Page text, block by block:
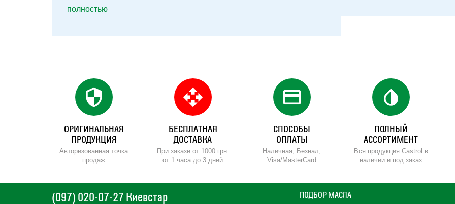
полностью
security
ОРИГИНАЛЬНАЯ
ПРОДУКЦИЯ
Авторизованная точка
продаж
open_with
БЕСПЛАТНАЯ
ДОСТАВКА
При заказе от 1000 грн.
от 1 часа до 3 дней
credit_card
СПОСОБЫ
ОПЛАТЫ
Наличная, Безнал,
Visa/MasterCard
invert_colors
ПОЛНЫЙ
АССОРТИМЕНТ
Вся продукция Castrol в
наличии и под заказ
(097) 020-07-27 Киевстар ПОДБОР МАСЛА